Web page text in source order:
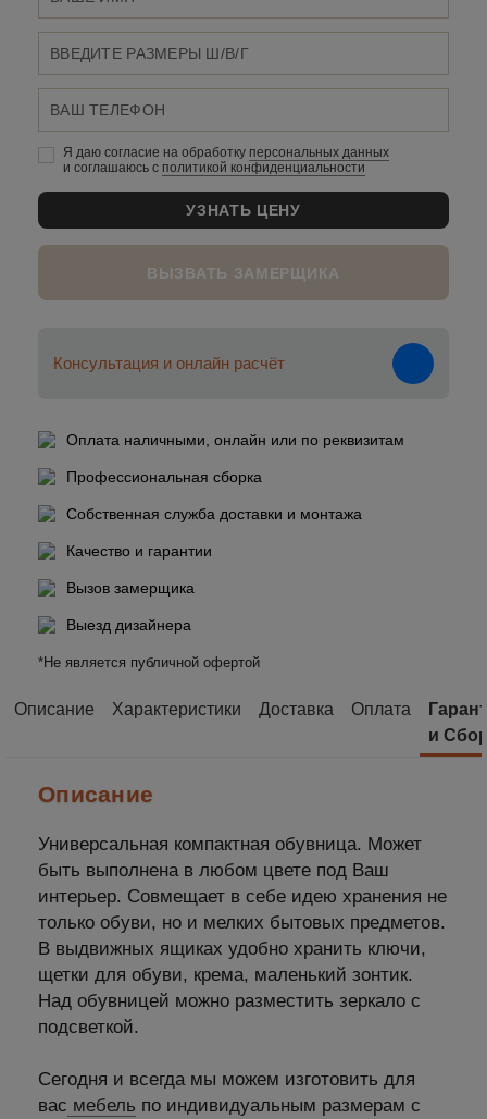
Я даю согласие на обработку персональных данныx
и соглашаюсь c политикой конфиденциальности
ВЫЗВАТЬ ЗАМЕРЩИКА
Консультация и онлайн расчёт
Оплата наличными, онлайн или по реквизитам
Профессиональная сборка
Собственная служба доставки и монтажа
Качество и гарантии
Вызов замерщика
Выезд дизайнера
*Не является публичной офертой
Описание Характеристики Доставка Оплата
и
Описание
Универсальная компактная обувница. Может
быть выполнена в любом цвете под Ваш
интерьер. Совмещает в себе идею хранения не
только обуви, но и мелких бытовых предметов.
В выдвижных ящиках удобно хранить ключи,
щетки для обуви, крема, маленький зонтик.
Над обувницей можно разместить зеркало с
подсветкой.
Сегодня и всегда мы можем изготовить для
вас мебель по индивидуальным размерам с